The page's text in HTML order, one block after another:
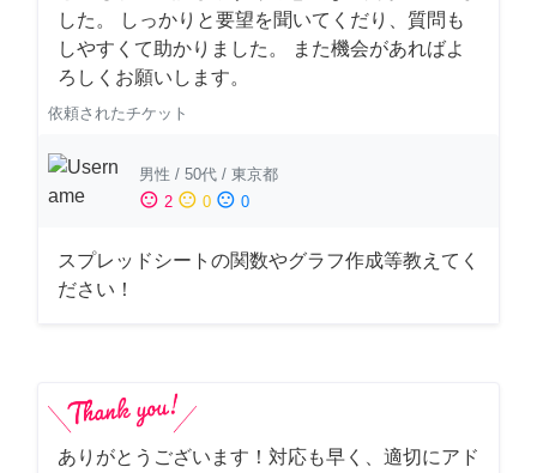
した。 しっかりと要望を聞いてくだり、質問も
しやすくて助かりました。 また機会があればよ
ろしくお願いします。
依頼されたチケット
男性 / 50代 / 東京都
sentiment_satisfied 2 sentiment_neutral 0 sentiment_dissatisfied 0
スプレッドシートの関数やグラフ作成等教えてく
ださい！
ありがとうございます！対応も早く、適切にアド